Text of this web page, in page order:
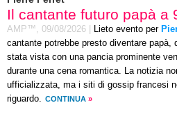
Il cantante futuro papà a
AMP™, 09/08/2026 Lieto evento per
cantante potrebbe presto diventare papà,
stata vista con una pancia prominente
durante una cena romantica. La notizia
ufficializzata, ma i siti di gossip francesi
riguardo. CONTINUA »